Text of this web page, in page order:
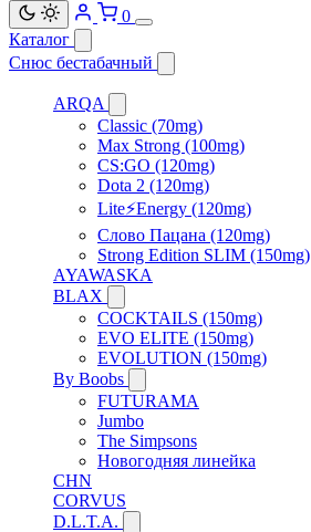
0
Каталог
Снюс бестабачный
ARQA
Classic (70mg)
Max Strong (100mg)
CS:GO (120mg)
Dota 2 (120mg)
Lite⚡Energy (120mg)
Слово Пацана (120mg)
Strong Edition SLIM (150mg)
AYAWASKA
BLAX
COCKTAILS (150mg)
EVO ELITE (150mg)
EVOLUTION (150mg)
By Boobs
FUTURAMA
Jumbo
The Simpsons
Новогодняя линейка
CHN
CORVUS
D.L.T.A.